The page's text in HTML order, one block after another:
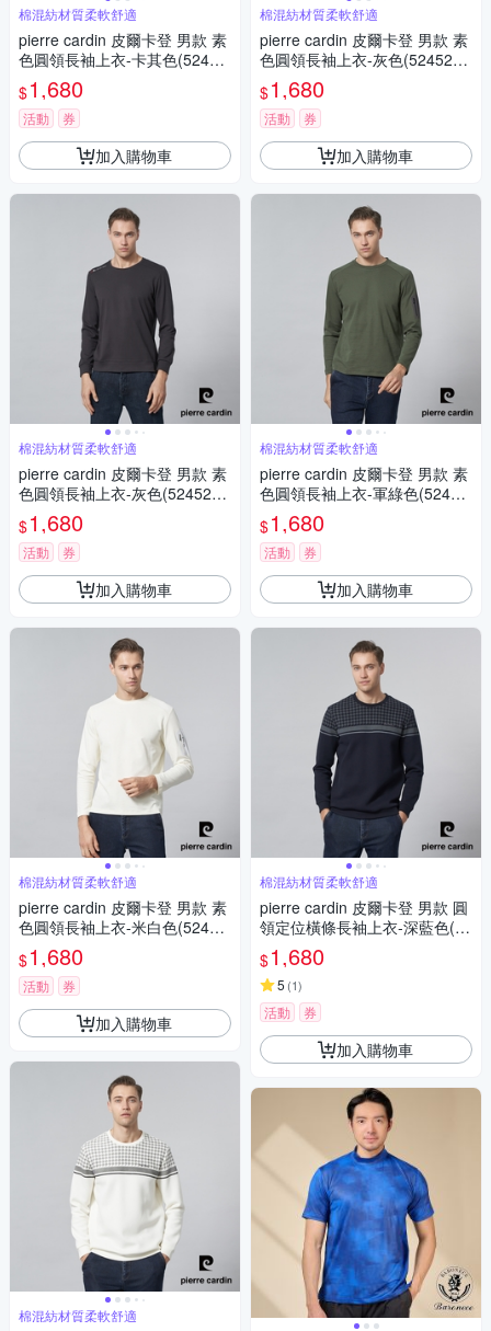
棉混紡材質柔軟舒適
pierre cardin 皮爾卡登 男款 素
色圓領長袖上衣-卡其色(52452
61-85)
$1,680
活動 券
加入購物車
棉混紡材質柔軟舒適
pierre cardin 皮爾卡登 男款 素
色圓領長袖上衣-灰色(5245260
-96)
$1,680
活動 券
加入購物車
棉混紡材質柔軟舒適
pierre cardin 皮爾卡登 男款 素
色圓領長袖上衣-米白色(52452
61-80)
$1,680
活動 券
加入購物車
棉混紡材質柔軟舒適
棉混紡材質柔軟舒適
pierre cardin 皮爾卡登 男款 素
色圓領長袖上衣-灰色(5245261
-95)
$1,680
活動 券
加入購物車
棉混紡材質柔軟舒適
pierre cardin 皮爾卡登 男款 素
色圓領長袖上衣-軍綠色(52452
61-47)
$1,680
活動 券
加入購物車
棉混紡材質柔軟舒適
pierre cardin 皮爾卡登 男款 圓
領定位橫條長袖上衣-深藍色(52
45211-38)
$1,680
5 (1)
活動 券
加入購物車